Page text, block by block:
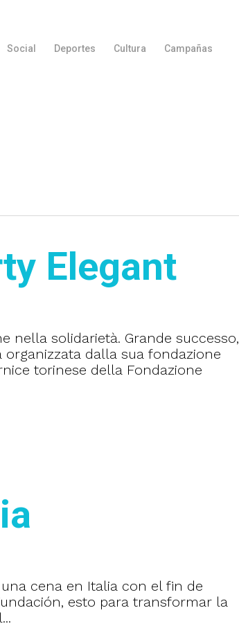
Social Deportes Cultura Campañas
Elegant
nella solidarietà. Grande successo,
organizzata dalla sua fondazione
torinese della Fondazione
cena en Italia con el fin de
esto para transformar la